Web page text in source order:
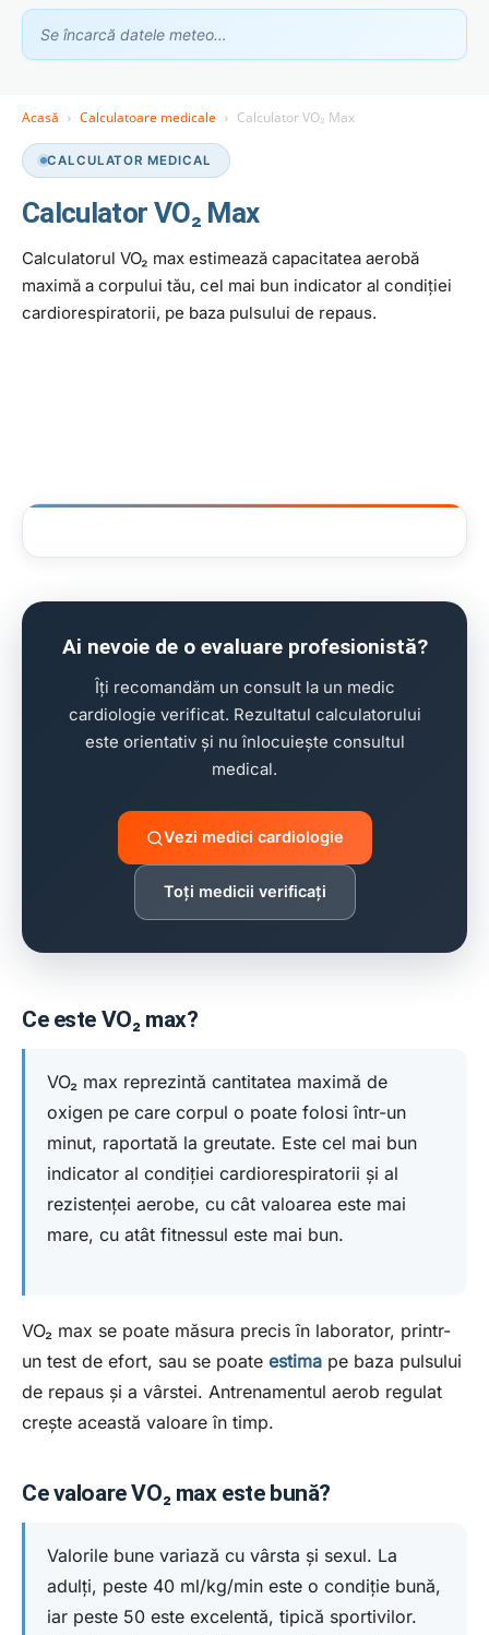
Se încarcă datele meteo…
Acasă Calculatoare medicale Calculator VO₂ Max
CALCULATOR MEDICAL
Calculator VO₂ Max
Calculatorul VO₂ max estimează capacitatea aerobă
maximă a corpului tău, cel mai bun indicator al condiției
cardiorespiratorii, pe baza pulsului de repaus.
Ai nevoie de o evaluare profesionistă?
Îți recomandăm un consult la un medic
cardiologie verificat. Rezultatul calculatorului
este orientativ și nu înlocuiește consultul
medical.
Vezi medici cardiologie
Toți medicii verificați
Ce este VO₂ max?
VO₂ max reprezintă cantitatea maximă de
oxigen pe care corpul o poate folosi într-un
minut, raportată la greutate. Este cel mai bun
indicator al condiției cardiorespiratorii și al
rezistenței aerobe, cu cât valoarea este mai
mare, cu atât fitnessul este mai bun.
VO₂ max se poate măsura precis în laborator, printr-
un test de efort, sau se poate estima pe baza pulsului
de repaus și a vârstei. Antrenamentul aerob regulat
crește această valoare în timp.
Ce valoare VO₂ max este bună?
Valorile bune variază cu vârsta și sexul. La
adulți, peste 40 ml/kg/min este o condiție bună,
iar peste 50 este excelentă, tipică sportivilor.
Asistent GhidClinic
Vă ajutăm să găsiți medicul sau clinica potrivită
Ești medic sau ai o clinică medicală?
Apari în recomandările noastre — scrie-ne la contact@ghidclinic.ro
Bună! Spuneți-mi ce căutați — un medic sau o clinică — și vă
clinică stomatologie pentru copii